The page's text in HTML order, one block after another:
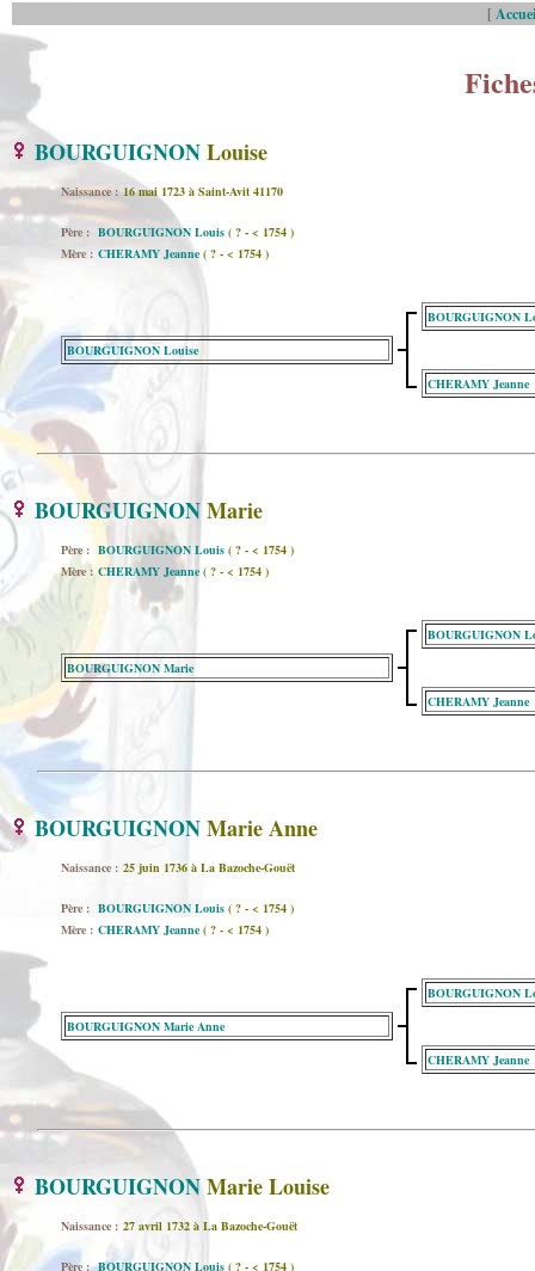
[
BOURGUIGNONLouise
Naissance : 16 mai 1723 à Saint-Avit 41170
Père : BOURGUIGNON Louis ( ? - < 1754 )
Mère : CHERAMY Jeanne ( ? - < 1754 )
BOURGUIGNON Louise
BOURGUIGNON
CHERAMY Jeanne
BOURGUIGNONMarie
Père : BOURGUIGNON Louis ( ? - < 1754 )
Mère : CHERAMY Jeanne ( ? - < 1754 )
BOURGUIGNON Marie
BOURGUIGNON
CHERAMY Jeanne
BOURGUIGNONMarie Anne
Naissance : 25 juin 1736 à La Bazoche-Gouët
Père : BOURGUIGNON Louis ( ? - < 1754 )
Mère : CHERAMY Jeanne ( ? - < 1754 )
BOURGUIGNON Marie Anne
BOURGUIGNON
CHERAMY Jeanne
BOURGUIGNONMarie Louise
Naissance : 27 avril 1732 à La Bazoche-Gouët
Père : BOURGUIGNON Louis ( ? - < 1754 )